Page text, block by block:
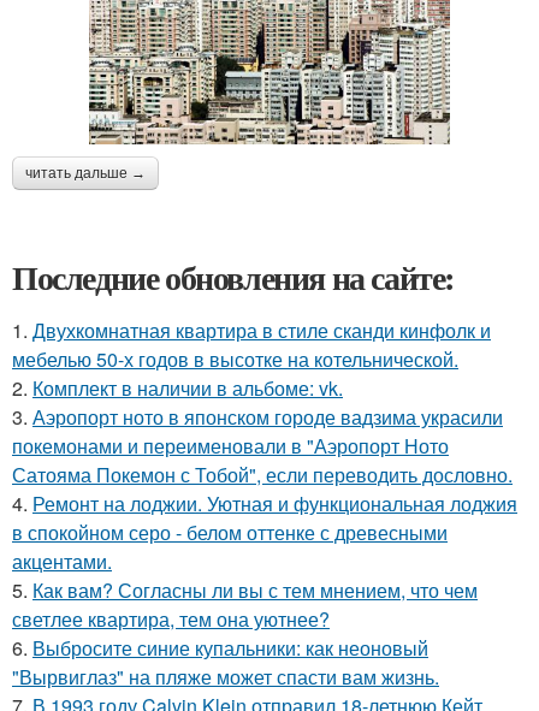
читать дальше →
Последние обновления на сайте:
1. Двухкомнатная квартира в стиле сканди кинфолк и
мебелью 50-х годов в высотке на котельнической.
2. Комплект в наличии в альбоме: vk.
3. Аэропорт ното в японском городе вадзима украсили
покемонами и переименовали в "Аэропорт Ното
Сатояма Покемон с Тобой", если переводить дословно.
4. Ремонт на лоджии. Уютная и функциональная лоджия
в спокойном серо - белом оттенке с древесными
акцентами.
5. Как вам? Согласны ли вы с тем мнением, что чем
светлее квартира, тем она уютнее?
6. Выбросите синие купальники: как неоновый
"Вырвиглаз" на пляже может спасти вам жизнь.